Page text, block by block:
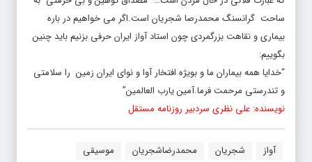
ساحت گرانسنگ محمدرصا شجریان است.اگر می خواهیم در باره
بیماری و نقاهت بزرگمردی چون استاد آواز ایران حرفی بزنیم باید چنین
بگوییم:
“خدایا همه بیماران ما و بویژه افتخار آوا و نوای ایران زمین را سلامتی
و تندرستی مرحمت فرما.آمین یارب العالمین”
نویسنده: علی نظری سردبیر روزنامه مستقل
آواز شجریان محمدرضاشجریان
موسیقی